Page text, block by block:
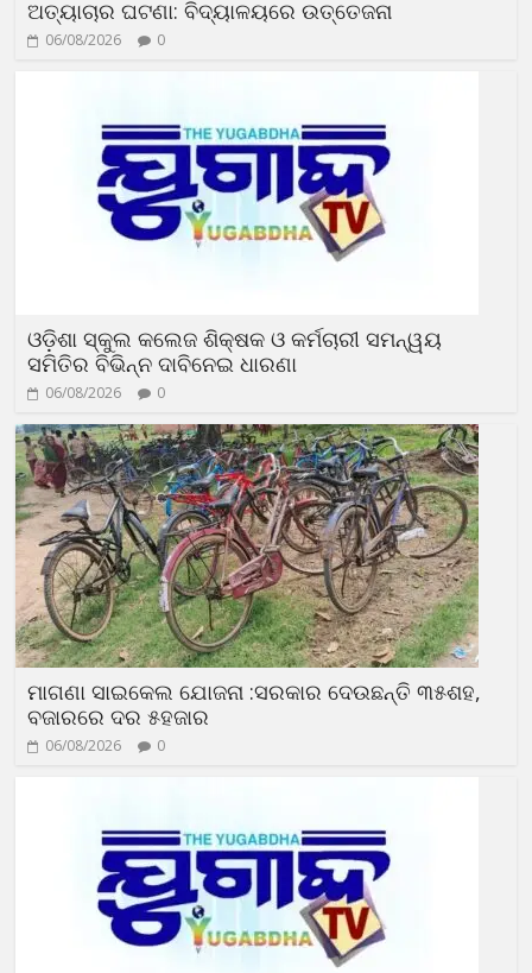
ଅତ୍ୟାଚାର ଘଟଣା: ବିଦ୍ୟାଳୟରେ ଉତ୍ତେଜନା
06/08/2026 0
ଓଡ଼ିଶା ସ୍କୁଲ କଲେଜ ଶିକ୍ଷକ ଓ କର୍ମଚାରୀ ସମନ୍ୱୟ
ସମିତିର ବିଭିନ୍ନ ଦାବିନେଇ ଧାରଣା
06/08/2026 0
ମାଗଣା ସାଇକେଲ ଯୋଜନା :ସରକାର ଦେଉଛନ୍ତି ୩୫ଶହ,
ବଜାରରେ ଦର ୫ହଜାର
06/08/2026 0